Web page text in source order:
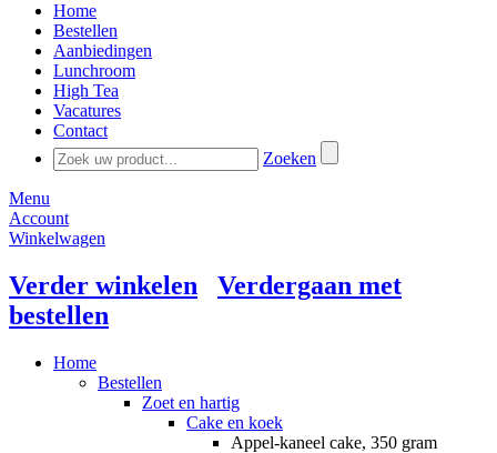
Home
Bestellen
Aanbiedingen
Lunchroom
High Tea
Vacatures
Contact
Zoeken
Menu
Account
Winkelwagen
Verder winkelen
Verdergaan met
bestellen
Home
Bestellen
Zoet en hartig
Cake en koek
Appel-kaneel cake, 350 gram